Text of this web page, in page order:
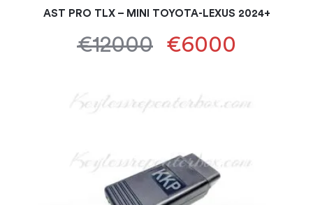
AST PRO TLX – MINI TOYOTA-LEXUS 2024+
€12000 €6000